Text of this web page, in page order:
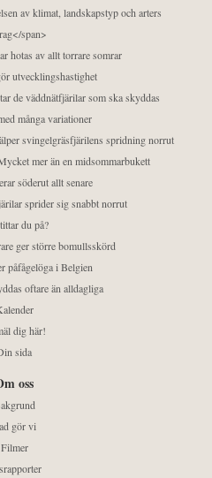
av klimat, landskapstyp och arters
span>
hotas av allt torrare somrar
utvecklingshastighet
de väddnätfjärilar som ska skyddas
många variationer
svingelgräsfjärilens spridning norrut
mer än en midsommarbukett
söderut allt senare
sprider sig snabbt norrut
du på?
ger större bomullsskörd
påfågelöga i Belgien
oftare än alldagliga
dig här!
sida
oss
gör vi
Filmer